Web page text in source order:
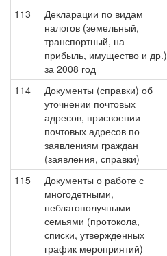
113
Декларации по видам
налогов (земельный,
транспортный, на
прибыль, имущество и др.)
за 2008 год
114
Документы (справки) об
уточнении почтовых
адресов, присвоении
почтовых адресов по
заявлениям граждан
(заявления, справки)
115
Документы о работе с
многодетными,
неблагополучными
семьями (протокола,
списки, утвержденных
график мероприятий)